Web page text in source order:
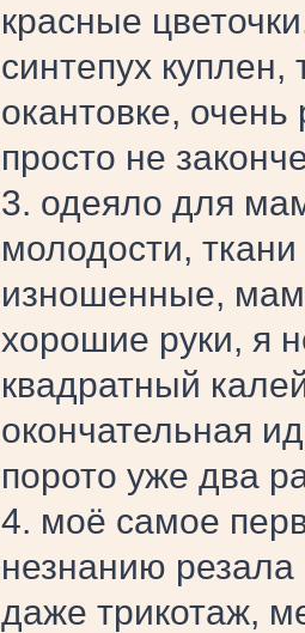
красные
синтепух
окантовке,
просто не
3. одеяло для
молодости,
изношенные,
хорошие руки, я
квадратный
окончательная
порото уже два
4. моё самое
незнанию резала
даже трикотаж,